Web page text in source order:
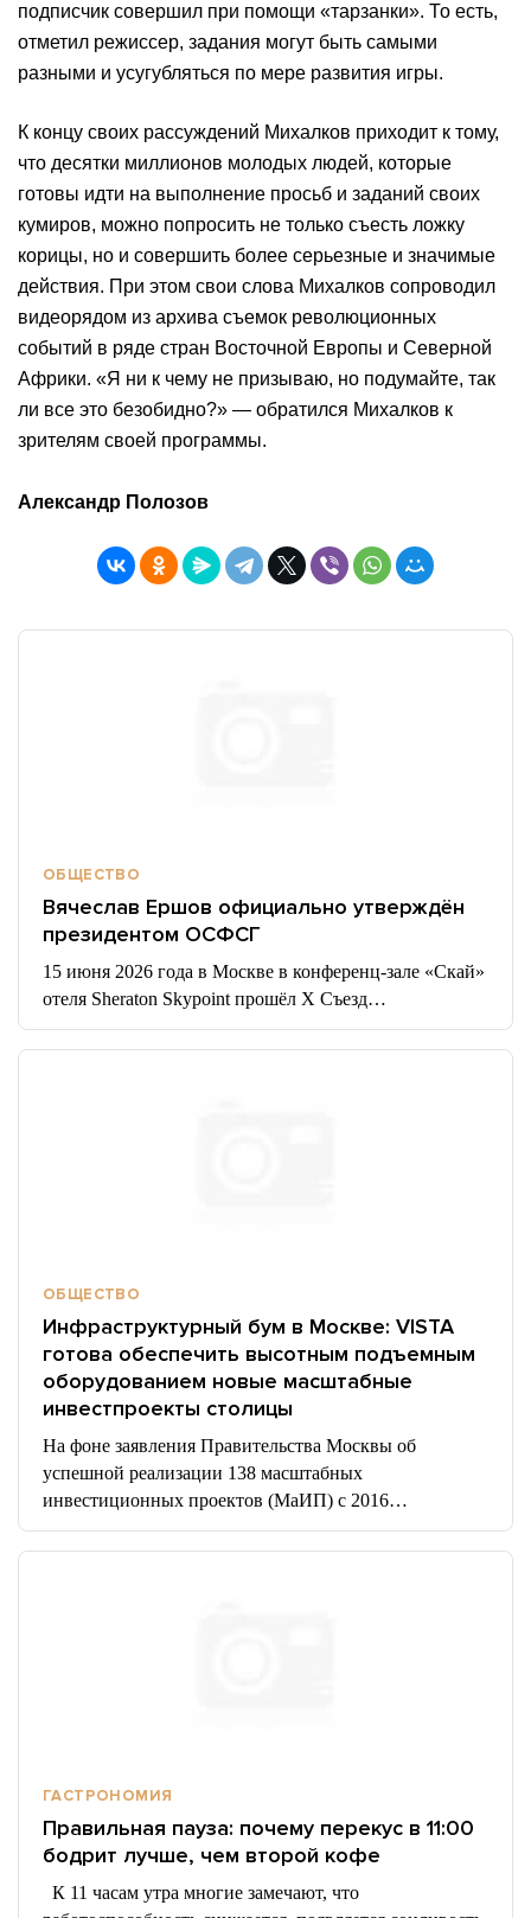
подписчик совершил при помощи «тарзанки». То есть,
отметил режиссер, задания могут быть самыми
разными и усугубляться по мере развития игры.
К концу своих рассуждений Михалков приходит к тому,
что десятки миллионов молодых людей, которые
готовы идти на выполнение просьб и заданий своих
кумиров, можно попросить не только съесть ложку
корицы, но и совершить более серьезные и значимые
действия. При этом свои слова Михалков сопроводил
видеорядом из архива съемок революционных
событий в ряде стран Восточной Европы и Северной
Африки. «Я ни к чему не призываю, но подумайте, так
ли все это безобидно?» — обратился Михалков к
зрителям своей программы.
Александр Полозов
ОБЩЕСТВО
Вячеслав Ершов официально утверждён
президентом ОСФСГ
15 июня 2026 года в Москве в конференц-зале «Скай»
отеля Sheraton Skypoint прошёл X Съезд…
ОБЩЕСТВО
Инфраструктурный бум в Москве: VISTA
готова обеспечить высотным подъемным
оборудованием новые масштабные
инвестпроекты столицы
На фоне заявления Правительства Москвы об
успешной реализации 138 масштабных
инвестиционных проектов (МаИП) с 2016…
ГАСТРОНОМИЯ
Правильная пауза: почему перекус в 11:00
бодрит лучше, чем второй кофе
К 11 часам утра многие замечают, что